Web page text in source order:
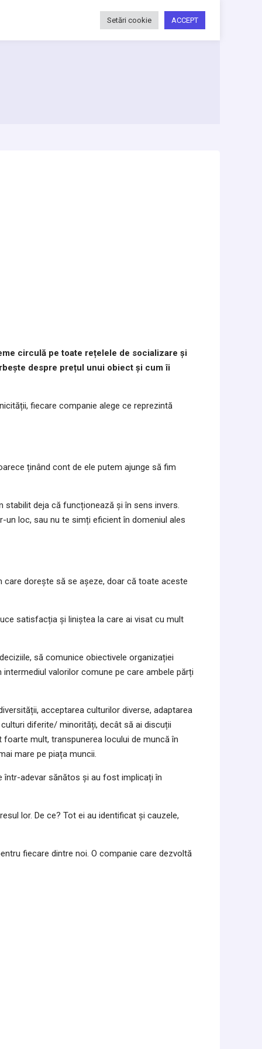
circulă pe toate rețelele de socializare și
despre prețul unui obiect și cum îi
fiecare companie alege ce reprezintă
ținând cont de ele putem ajunge să fim
stabilit deja că funcționează și în sens invers.
loc, sau nu te simți eficient în domeniul ales
care dorește să se așeze, doar că toate aceste
satisfacția și liniștea la care ai visat cu mult
să comunice obiectivele organizației
valorilor comune pe care ambele părți
acceptarea culturilor diverse, adaptarea
diferite/ minorități, decât să ai discuții
mult, transpunerea locului de muncă în
mare pe piața muncii.
într-adevar sănătos și au fost implicați în
lor. De ce? Tot ei au identificat și cauzele,
fiecare dintre noi. O companie care dezvoltă
Setări cookie ACCEPT